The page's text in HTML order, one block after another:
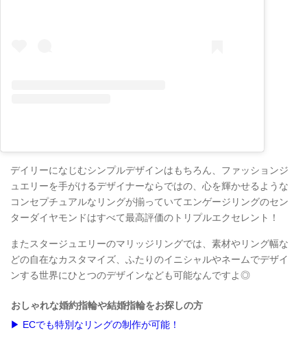
デイリーになじむシンプルデザインはもちろん、ファッションジ
ュエリーを手がけるデザイナーならではの、心を輝かせるような
コンセプチュアルなリングが揃っていてエンゲージリングのセン
ターダイヤモンドはすべて最高評価のトリプルエクセレント！
またスタージュエリーのマリッジリングでは、素材やリング幅な
どの自在なカスタマイズ、ふたりのイニシャルやネームでデザイ
ンする世界にひとつのデザインなども可能なんですよ◎
おしゃれな婚約指輪や結婚指輪をお探しの方
▶ ECでも特別なリングの制作が可能！